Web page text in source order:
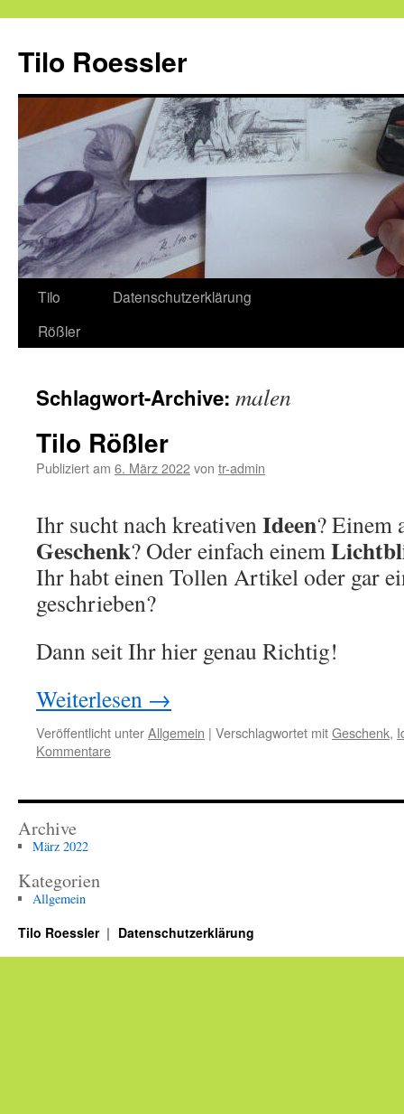
Tilo Roessler
Zum
Inhalt
Tilo
Rößler
Datenschutzerklärung
Schlagwort-Archive: malen
Tilo Rößler
Publiziert am 6. März 2022von tr-admin
Ihr sucht nach kreativenIdeen? Einem
Geschenk? Oder einfach einem
Ihr habt einen Tollen Artikel oder gar
geschrieben?
Dann seit Ihr hier genau Richtig!
Weiterlesen →
Veröffentlicht unterAllgemein | Verschlagwortet mitGeschenk,
Kommentare
Archive
März 2022
Kategorien
Allgemein
Tilo Roessler Datenschutzerklärung